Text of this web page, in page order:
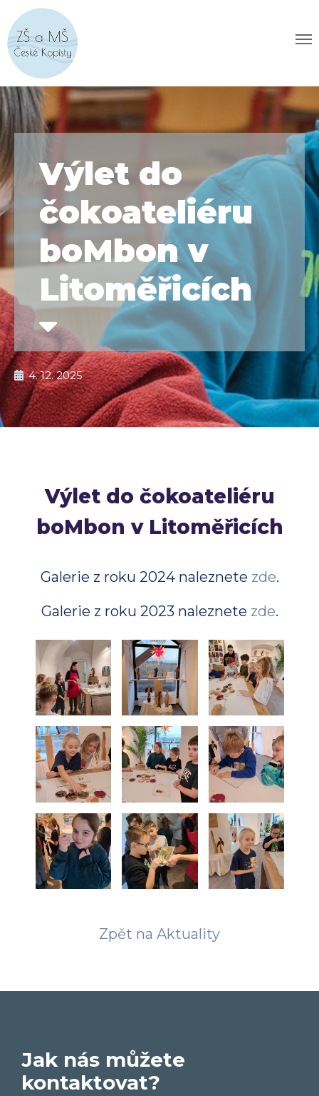
Výlet do
čokoateliéru
boMbon v
Litoměřicích
4. 12. 2025
Výlet do čokoateliéru
boMbon v Litoměřicích
Galerie z roku 2024 naleznete zde.
Galerie z roku 2023 naleznete zde.
Zpět na Aktuality
Jak nás můžete
kontaktovat?